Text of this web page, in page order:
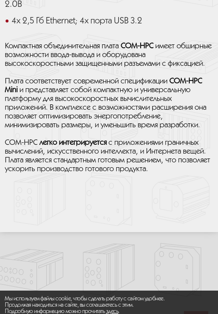
2.0B
4x 2,5 Гб Ethernet; 4x порта USB 3.2
Компактная объединительная плата COM-HPCимеет обширные
возможности ввода-вывода и оборудована
высокоскоростными защищенными разъемами с фиксацией.
Плата соответствует современной спецификации COM-HPC
Mini и представляет собой компактную и универсальную
платформу для высокоскоростных вычислительных
приложений. В комплексе с возможностями расширения она
позволяет оптимизировать энергопотребление,
минимизировать размеры, и уменьшить время разработки.
COM-HPCлегко интегрируетсяс приложениями граничных
вычислений, искусственного интеллекта, и Интернета вещей.
Плата является стандартным готовым решением, что позволяет
ускорить производство готового продукта.
Мы используем файлы cookie, чтобы сделать работу с сайтом удобнее.
Продолжая находиться на сайте, вы соглашаетесь с этим.
Подробную информацию можно прочитатьздесь.